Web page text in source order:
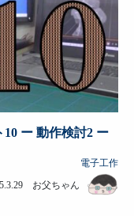
ー 動作検討2 ー
電子工作
お父ちゃん